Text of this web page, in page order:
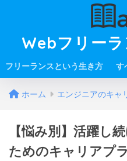
Webフリー
フリーランスという生き方 す
ホーム エンジニアのキャ
【悩み別】活躍し
ためのキャリアプ